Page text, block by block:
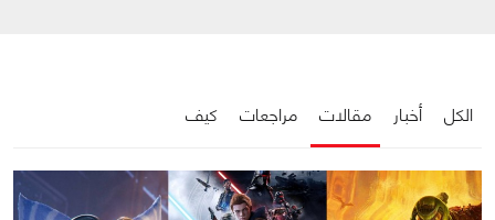
الكل أخبار مقالات مراجعات كيف